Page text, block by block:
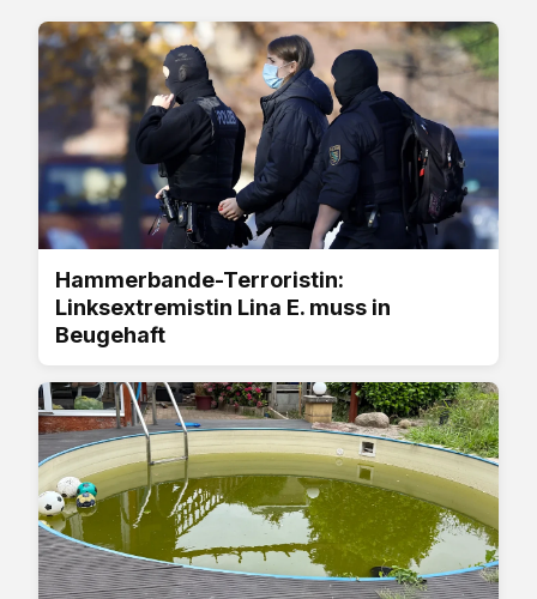
Hammerbande-Terroristin:
Linksextremistin Lina E. muss in
Beugehaft